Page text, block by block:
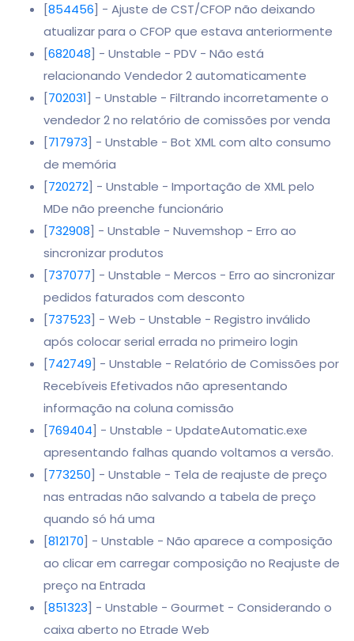
[854456] - Ajuste de CST/CFOP não deixando
atualizar para o CFOP que estava anteriormente
[682048] - Unstable - PDV - Não está
relacionando Vendedor 2 automaticamente
[702031] - Unstable - Filtrando incorretamente o
vendedor 2 no relatório de comissões por venda
[717973] - Unstable - Bot XML com alto consumo
de memória
[720272] - Unstable - Importação de XML pelo
MDe não preenche funcionário
[732908] - Unstable - Nuvemshop - Erro ao
sincronizar produtos
[737077] - Unstable - Mercos - Erro ao sincronizar
pedidos faturados com desconto
[737523] - Web - Unstable - Registro inválido
após colocar serial errada no primeiro login
[742749] - Unstable - Relatório de Comissões por
Recebíveis Efetivados não apresentando
informação na coluna comissão
[769404] - Unstable - UpdateAutomatic.exe
apresentando falhas quando voltamos a versão.
[773250] - Unstable - Tela de reajuste de preço
nas entradas não salvando a tabela de preço
quando só há uma
[812170] - Unstable - Não aparece a composição
ao clicar em carregar composição no Reajuste de
preço na Entrada
[851323] - Unstable - Gourmet - Considerando o
caixa aberto no Etrade Web